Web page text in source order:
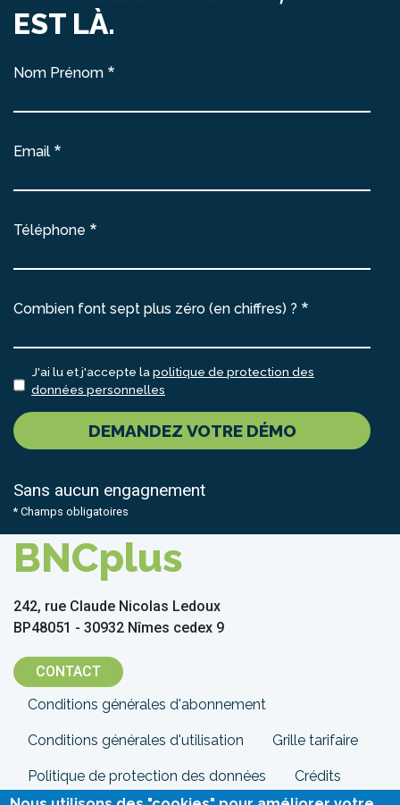
EST LÀ.
Nom Prénom
Email
Téléphone
Combien font sept plus zéro (en chiffres) ?
J'ai lu et j'accepte la politique de protection des
données personnelles
DEMANDEZ VOTRE DÉMO
Sans aucun engagnement
* Champs obligatoires
BNCplus
242, rue Claude Nicolas Ledoux
BP48051 - 30932 Nîmes cedex 9
CONTACT
Menu
Pied
de
Conditions générales d'abonnement
Conditions générales d'utilisation Grille tarifaire
Politique de protection des données Crédits